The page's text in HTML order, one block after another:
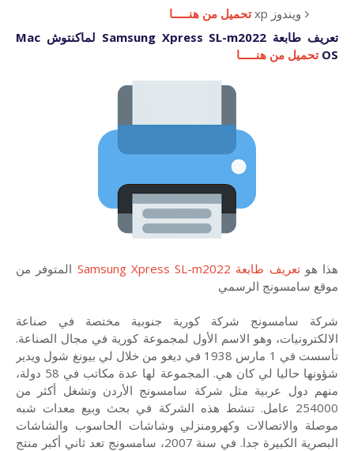
ويندوز xp
تحميل من هنـــــا
تعريف طابعة Samsung Xpress SL-m2022 لماكنتوش Mac
OS تحميل من هنـــــا
هذا هوتعريف طابعة Samsung Xpress SL-m2022
المتوفر من
موقع سامسونج الرسمي
شركة سامسونج شركة كورية جنوبية مختصة في صناعة
الالكترونيات، وهو الاسم الأول لمجموعة كورية في مجال الصناعة.
تأسست في 1 مارس 1938 في ديغو من خلال لي بيونغ شول ويدير
شؤونها حاليا لي كان هي. المجموعة لها عدة مكاتب في 58 دولة،
منهم دول عربية مثل شركة سامسونج الأردن وتشغل أكثر من
254000 عامل. تنشط هذه الشركة في بحث وبيع معدات شبه
موصلة والاتصالات وكهرومنزلي وشاشات الحاسوب والشاشات
البصرية الكبيرة جدا. في سنة 2007، سامسونج تعد ثاني أكبر منتج